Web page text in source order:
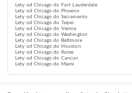
Lety od Chicago do Fort Lauderdale
Lety od Chicago do Phoenix
Lety od Chicago do Sacramento
Lety od Chicago do Taipei
Lety od Chicago do Vienna
Lety od Chicago do Washington
Lety od Chicago do Baltimore
Lety od Chicago do Houston
Lety od Chicago do Rome
Lety od Chicago do Cancun
Lety od Chicago do Miami